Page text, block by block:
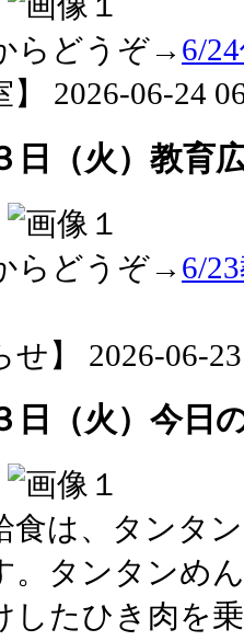
らどうぞ→ 6/
】 2026-06-24
日（火）教育
らどうぞ→ 6/
せ】 2026-06-
日（火）今日
食は、タンタ
。タンタンめ
したひき肉を